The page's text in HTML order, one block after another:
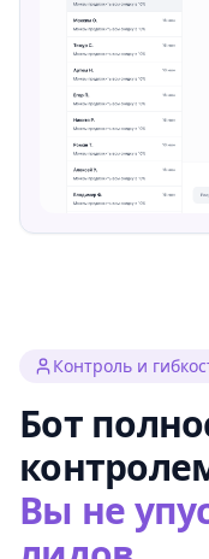
Контроль и
Бот
Вы не